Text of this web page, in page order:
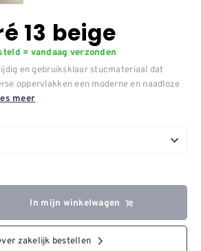
13 beige
= vandaag verzonden
en gebruiksklaar stucmateriaal dat
oppervlakken een moderne en naadloze
meer
In mijn winkelwagen
zakelijk bestellen